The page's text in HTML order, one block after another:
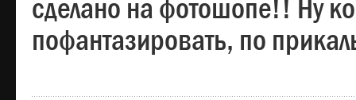
сделано на фотошопе!! Ну
пофантазировать, по